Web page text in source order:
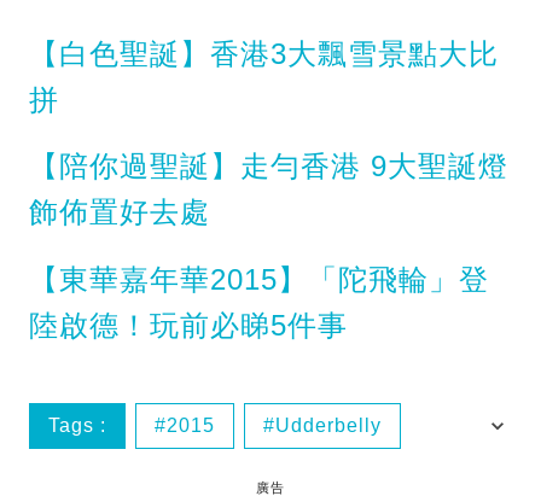
【白色聖誕】香港3大飄雪景點大比
拼
【陪你過聖誕】走勻香港 9大聖誕燈
飾佈置好去處
【東華嘉年華2015】「陀飛輪」登
陸啟德！玩前必睇5件事
Tags : 2015 Udderbelly
機動遊戲廣告